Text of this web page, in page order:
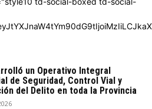
un Operativo Integral
de Seguridad, Control Vial y
del Delito en toda la Provincia